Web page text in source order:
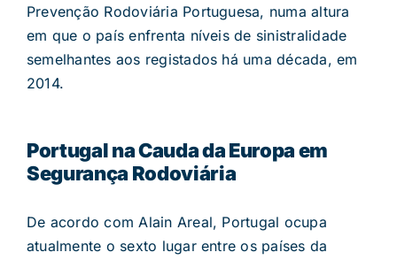
Prevenção Rodoviária Portuguesa, numa altura
em que o país enfrenta níveis de sinistralidade
semelhantes aos registados há uma década, em
2014.
Portugal na Cauda da Europa em
Segurança Rodoviária
De acordo com Alain Areal, Portugal ocupa
atualmente o sexto lugar entre os países da